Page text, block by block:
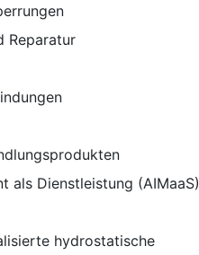
Reparatur
als Dienstleistung (AIMaaS)
hydrostatische